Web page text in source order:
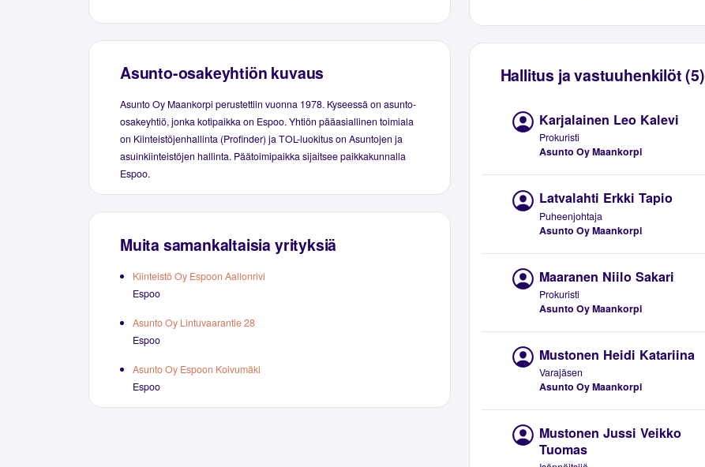
Asunto-osakeyhtiön kuvaus
Asunto Oy Maankorpi perustettiin vuonna 1978. Kyseessä on asunto-
osakeyhtiö, jonka kotipaikka on Espoo. Yhtiön pääasiallinen toimiala
on Kiinteistöjenhallinta (Profinder) ja TOL-luokitus on Asuntojen ja
asuinkiinteistöjen hallinta. Päätoimipaikka sijaitsee paikkakunnalla
Espoo.
Muita samankaltaisia yrityksiä
Kiinteistö Oy Espoon Aallonrivi
Espoo
Asunto Oy Lintuvaarantie 28
Espoo
Asunto Oy Espoon Koivumäki
Espoo
Hallitus ja vastuuhenkilöt (5)
Karjalainen Leo Kalevi
Prokuristi
Asunto Oy Maankorpi
Latvalahti Erkki Tapio
Puheenjohtaja
Asunto Oy Maankorpi
Maaranen Niilo Sakari
Prokuristi
Asunto Oy Maankorpi
Mustonen Heidi Katariina
Varajäsen
Asunto Oy Maankorpi
Mustonen Jussi Veikko
Tuomas